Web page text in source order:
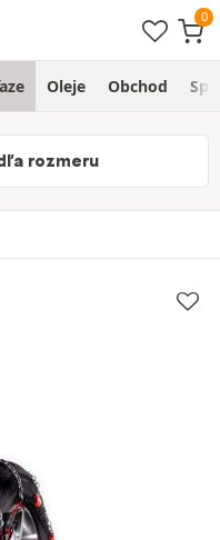
Oleje Obchod
rozmeru